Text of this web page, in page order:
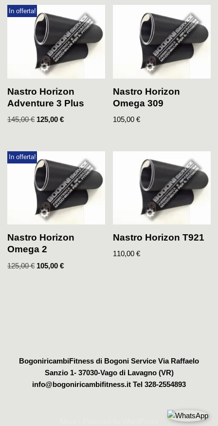
In offerta!
Nastro Horizon
Adventure 3 Plus
145,00€ 125,00 €
Nastro Horizon
Omega 309
105,00€
In offerta!
Nastro Horizon
Omega 2
125,00€ 105,00 €
Nastro Horizon T921
110,00€
BogoniricambiFitness di Bogoni Service Via Raffaelo
Sanzio 1- 37030-Vago di Lavagno (VR)
info@bogoniricambifitness.it Tel 328-2554893